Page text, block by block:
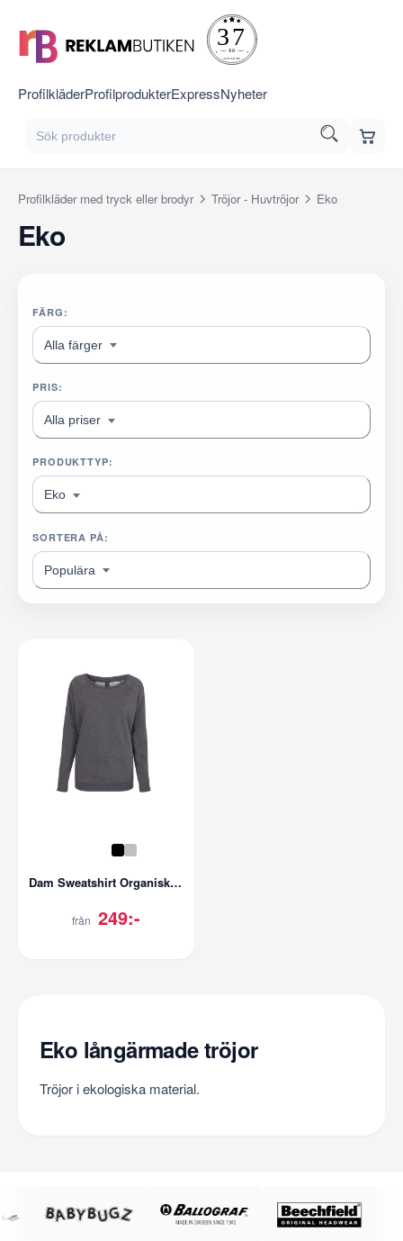
ProfilkläderProfilprodukterExpressNyheter
Profilkläder med tryck eller brodyr Tröjor - Huvtröjor Eko
Eko
FÄRG:
Alla färger
PRIS:
Alla priser
PRODUKTTYP:
Eko
SORTERA PÅ:
Populära
Dam Sweatshirt Organisk Bomull
från 249:-
Eko långärmade tröjor
Tröjor i ekologiska material.